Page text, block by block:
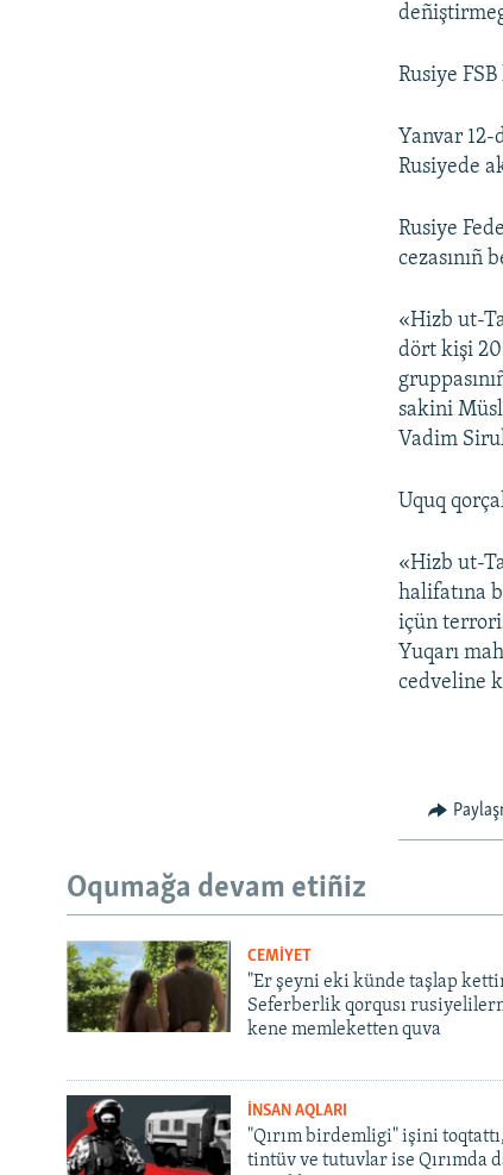
Rusiye
Yanvar 12-
Rusiyede
Rusiye
cezasınıñ
«Hizb ut-
dört kişi
sakini
Vadim
Uquq
«Hizb ut-
halifatına
içün
Yuqarı
cedveline
Oqumağa devam etiñiz
CEMİYET
"Er şeyni eki künde taşlap
Seferberlik qorqusı
kene memleketten quva
İNSAN AQLARI
"Qırım birdemligi" işini toqtattı,
tintüv ve tutuvlar ise Qırımda